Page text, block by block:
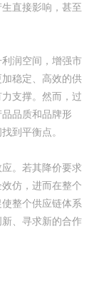
直接影响，甚至
润空间，增强市
稳定、高效的供
支撑。然而，过
品质和品牌形
到平衡点。
。若其降价要求
仿，进而在整个
整个供应链体系
、寻求新的合作